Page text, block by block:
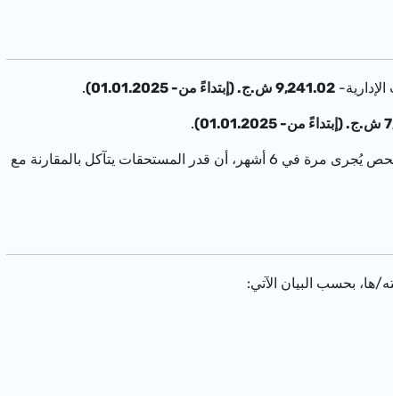
9,241.02 ش.ج. (إبتداءً من- 01.01.2025) .
.
حيث تتغير أقدار المستحقات بحسب التغيّرات على رواتب الموظفين المدنيين، أو بعد أن يتبين، في فحص يُجرى مرة في 6 أشهر، أن قدر المستحقات يتآكل بالمقارنة مع